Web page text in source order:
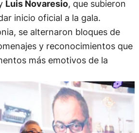
Luis Novaresio, que subieron
inicio oficial a la gala.
se alternaron bloques de
y reconocimientos que
más emotivos de la